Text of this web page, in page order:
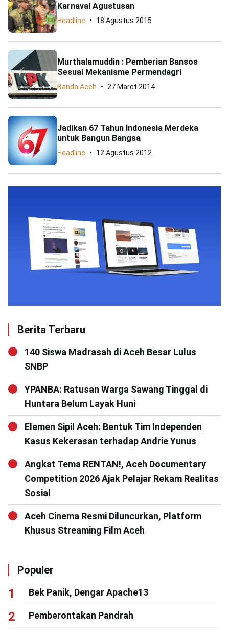
Karnaval Agustusan
Headline 18 Agustus 2015
Murthalamuddin : Pemberian Bansos
Sesuai Mekanisme Permendagri
Banda Aceh 27 Maret 2014
Jadikan 67 Tahun Indonesia Merdeka
untuk Bangun Bangsa
Headline 12 Agustus 2012
Berita Terbaru
140 Siswa Madrasah di Aceh Besar Lulus
SNBP
YPANBA: Ratusan Warga Sawang Tinggal di
Huntara Belum Layak Huni
Elemen Sipil Aceh: Bentuk Tim Independen
Kasus Kekerasan terhadap Andrie Yunus
Angkat Tema RENTAN!, Aceh Documentary
Competition 2026 Ajak Pelajar Rekam Realitas
Sosial
Aceh Cinema Resmi Diluncurkan, Platform
Khusus Streaming Film Aceh
Populer
Bek Panik, Dengar Apache13
Pemberontakan Pandrah